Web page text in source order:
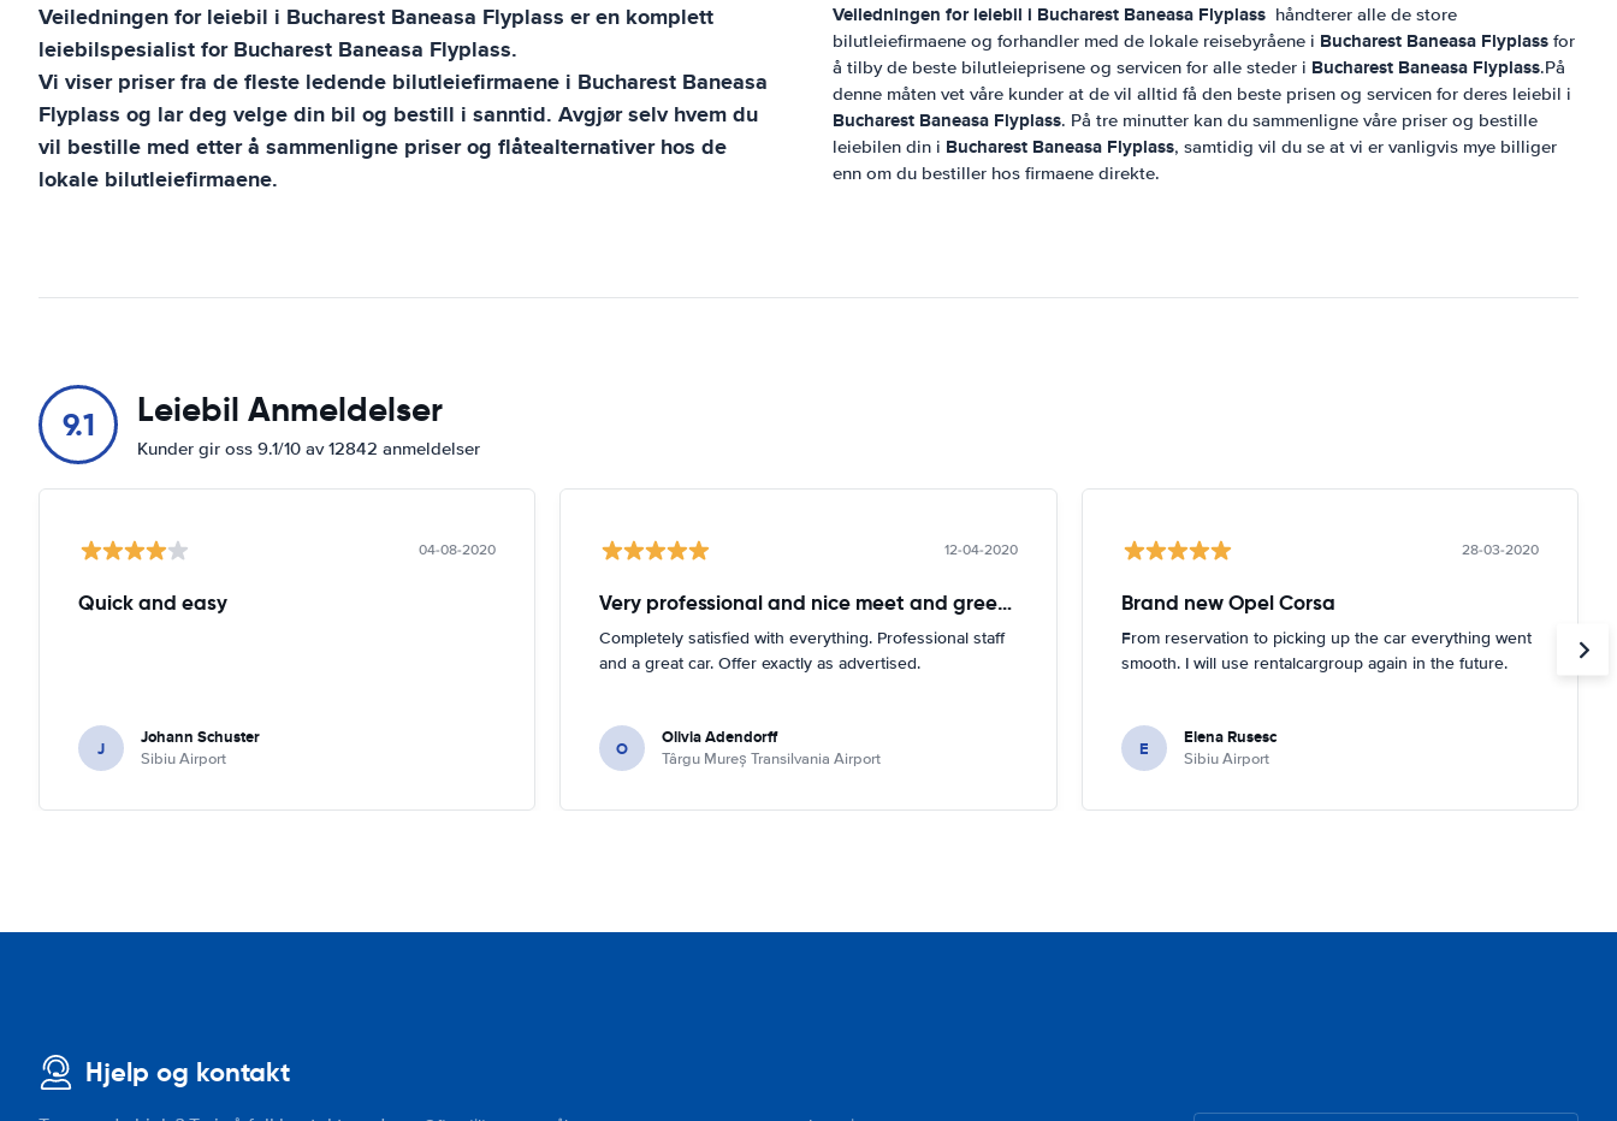
Veiledningen for leiebil i Bucharest Baneasa Flyplass er en komplett
leiebilspesialist forBucharest Baneasa Flyplass.
Vi viser priser fra de fleste ledende bilutleiefirmaene i Bucharest Baneasa
Flyplass og lar deg velge din bil og bestill i sanntid. Avgjør selv hvem du
vil bestille med etter å sammenligne priser og flåtealternativer hos de
lokale bilutleiefirmaene.
Veiledningen for leiebil i Bucharest Baneasa Flyplass håndterer alle de store
bilutleiefirmaene og forhandler med de lokale reisebyråene i Bucharest Baneasa Flyplass for
å tilby de beste bilutleieprisene og servicen for alle steder i Bucharest Baneasa Flyplass.På
denne måten vet våre kunder at de vil alltid få den beste prisen og servicen for deres leiebil i
Bucharest Baneasa Flyplass. På tre minutter kan du sammenligne våre priser og bestille
leiebilen din i Bucharest Baneasa Flyplass, samtidig vil du se at vi er vanligvis mye billiger
enn om du bestiller hos firmaene direkte.
9.1 Leiebil Anmeldelser
Kunder gir oss 9.1/10 av 12842 anmeldelser
04-08-2020
Quick and easy
J Johann Schuster
Sibiu Airport
12-04-2020
Very professional and nice meet and greeter. Intelligent and caring.
Completely satisfied with everything. Professional staff
and a great car. Offer exactly as advertised.
O Olivia Adendorff
Târgu Mureș Transilvania Airport
28-03-2020
Brand new Opel Corsa
From reservation to picking up the car everything went
smooth. I will use rentalcargroup again in the future.
E Elena Rusesc
Sibiu Airport
Hjelp og kontakt